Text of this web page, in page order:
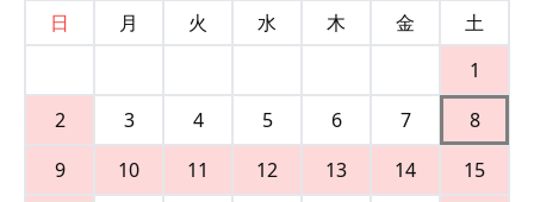
日
月 火 水 木 金
土
1
2
3 4 5 6 7
8
9
10 11 12 13 14
15